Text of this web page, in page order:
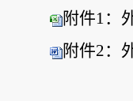
附件1：
附件2：